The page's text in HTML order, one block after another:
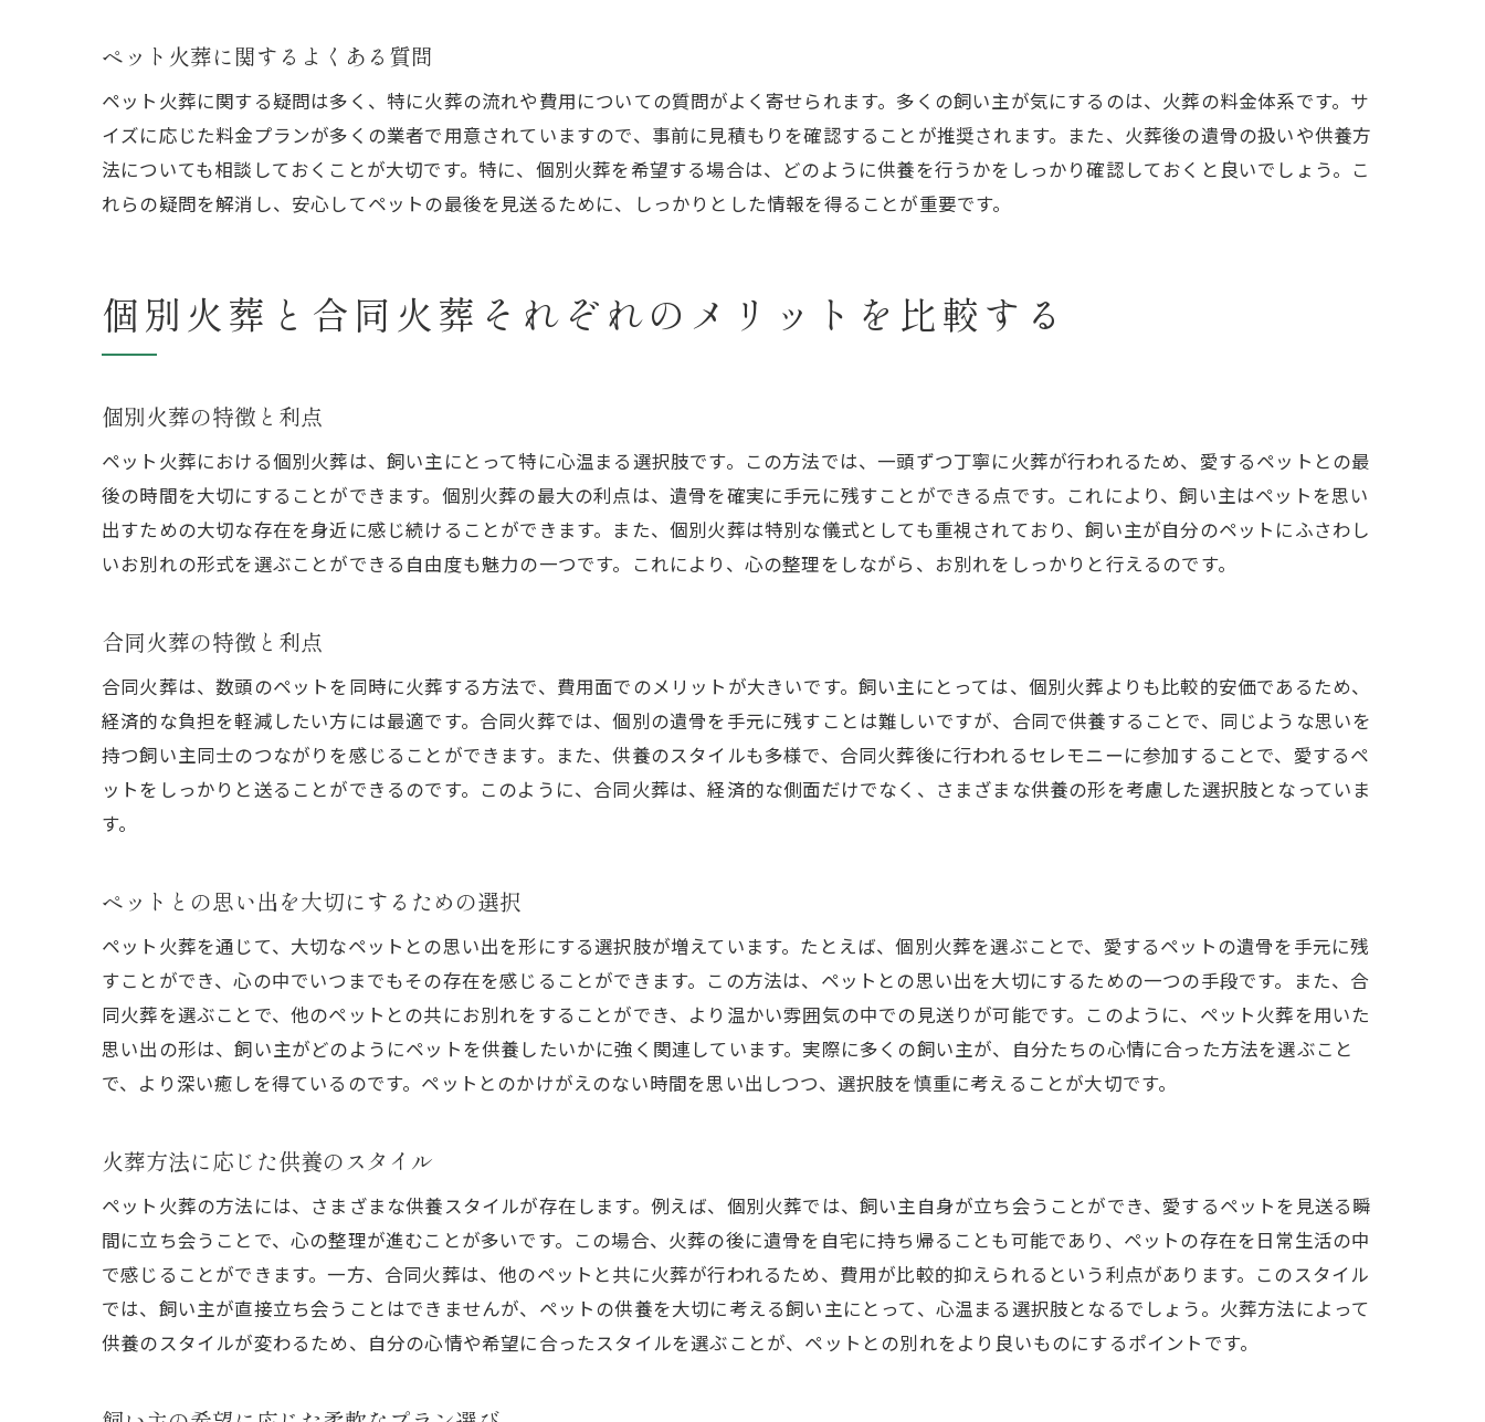
相談事例に基づくアドバイス
プラン選びに関するよくある質問
ペット火葬の疑問を解決するためのFAQ
ペット火葬に関する一般的な質問
供養方法に関する質問
ペットとの思い出の作り方
火葬を通じて得られる心の安定
家族と一緒に乗り越えるペットロス
ペット火葬に関するよくある質問
ペット火葬に関する疑問は多く、特に火葬の流れや費用についての質問がよく寄せられます。多くの飼い主が気にするのは、火葬の料金体系です。サ
イズに応じた料金プランが多くの業者で用意されていますので、事前に見積もりを確認することが推奨されます。また、火葬後の遺骨の扱いや供養方
法についても相談しておくことが大切です。特に、個別火葬を希望する場合は、どのように供養を行うかをしっかり確認しておくと良いでしょう。こ
れらの疑問を解消し、安心してペットの最後を見送るために、しっかりとした情報を得ることが重要です。
個別火葬と合同火葬それぞれのメリットを比較する
個別火葬の特徴と利点
ペット火葬における個別火葬は、飼い主にとって特に心温まる選択肢です。この方法では、一頭ずつ丁寧に火葬が行われるため、愛するペットとの最
後の時間を大切にすることができます。個別火葬の最大の利点は、遺骨を確実に手元に残すことができる点です。これにより、飼い主はペットを思い
出すための大切な存在を身近に感じ続けることができます。また、個別火葬は特別な儀式としても重視されており、飼い主が自分のペットにふさわし
いお別れの形式を選ぶことができる自由度も魅力の一つです。これにより、心の整理をしながら、お別れをしっかりと行えるのです。
合同火葬の特徴と利点
合同火葬は、数頭のペットを同時に火葬する方法で、費用面でのメリットが大きいです。飼い主にとっては、個別火葬よりも比較的安価であるため、
経済的な負担を軽減したい方には最適です。合同火葬では、個別の遺骨を手元に残すことは難しいですが、合同で供養することで、同じような思いを
持つ飼い主同士のつながりを感じることができます。また、供養のスタイルも多様で、合同火葬後に行われるセレモニーに参加することで、愛するペ
ットをしっかりと送ることができるのです。このように、合同火葬は、経済的な側面だけでなく、さまざまな供養の形を考慮した選択肢となっていま
す。
ペットとの思い出を大切にするための選択
ペット火葬を通じて、大切なペットとの思い出を形にする選択肢が増えています。たとえば、個別火葬を選ぶことで、愛するペットの遺骨を手元に残
すことができ、心の中でいつまでもその存在を感じることができます。この方法は、ペットとの思い出を大切にするための一つの手段です。また、合
同火葬を選ぶことで、他のペットとの共にお別れをすることができ、より温かい雰囲気の中での見送りが可能です。このように、ペット火葬を用いた
思い出の形は、飼い主がどのようにペットを供養したいかに強く関連しています。実際に多くの飼い主が、自分たちの心情に合った方法を選ぶこと
で、より深い癒しを得ているのです。ペットとのかけがえのない時間を思い出しつつ、選択肢を慎重に考えることが大切です。
火葬方法に応じた供養のスタイル
ペット火葬の方法には、さまざまな供養スタイルが存在します。例えば、個別火葬では、飼い主自身が立ち会うことができ、愛するペットを見送る瞬
間に立ち会うことで、心の整理が進むことが多いです。この場合、火葬の後に遺骨を自宅に持ち帰ることも可能であり、ペットの存在を日常生活の中
で感じることができます。一方、合同火葬は、他のペットと共に火葬が行われるため、費用が比較的抑えられるという利点があります。このスタイル
では、飼い主が直接立ち会うことはできませんが、ペットの供養を大切に考える飼い主にとって、心温まる選択肢となるでしょう。火葬方法によって
供養のスタイルが変わるため、自分の心情や希望に合ったスタイルを選ぶことが、ペットとの別れをより良いものにするポイントです。